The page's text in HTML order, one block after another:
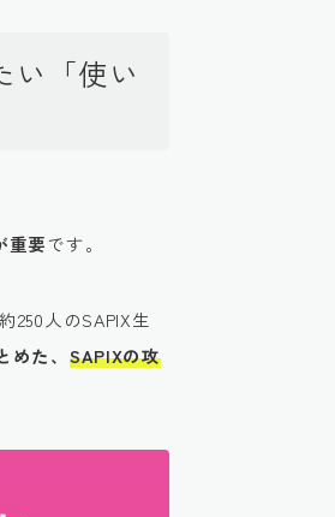
い「使い
重要です。
250人のSAPIX生
た、 SAPIXの攻